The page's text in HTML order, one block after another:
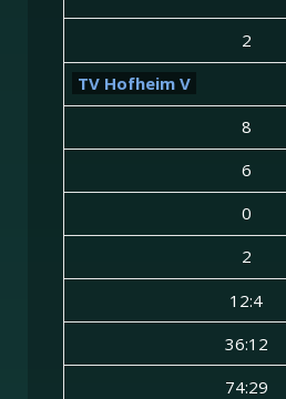
2
TV Hofheim V
8
6
0
2
12:4
36:12
74:29